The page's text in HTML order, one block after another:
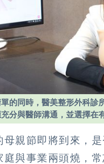
的同時，醫美整形外科診
分與醫師溝通，並選擇在
母親節即將到來，
庭與事業兩頭燒，